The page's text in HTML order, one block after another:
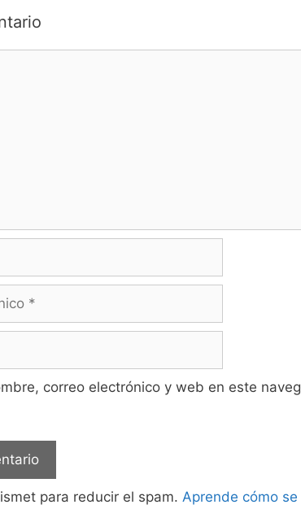
correo electrónico y web en este
para reducir el spam. Aprende cómo